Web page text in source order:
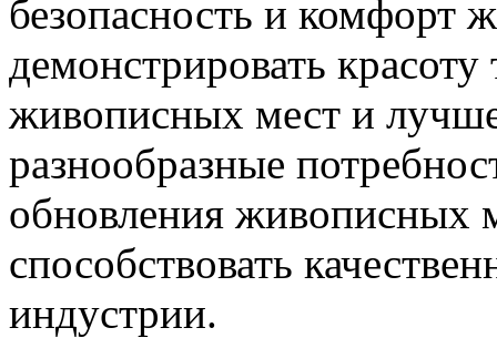
безопасность и комфорт
демонстрировать
живописных мест и лучше
разнообразные
обновления живописных
способствовать
индустрии.